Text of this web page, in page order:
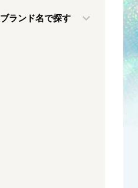
ブランド名で探す